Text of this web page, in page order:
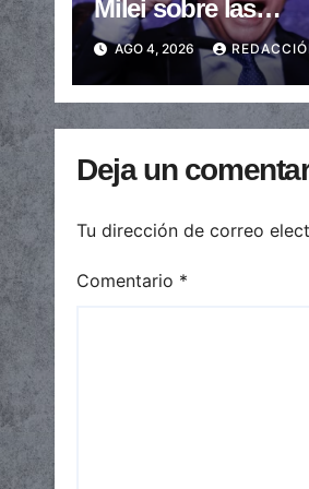
Milei sobre las
provincias: nueva
caída de las
transferencias no
automáticas
AGO 4, 2026
Deja un
Tu dirección de correo
Comentario *